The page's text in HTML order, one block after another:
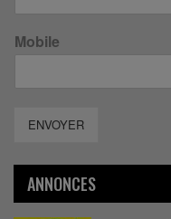
Mobile
ENVOYER
ANNONCES